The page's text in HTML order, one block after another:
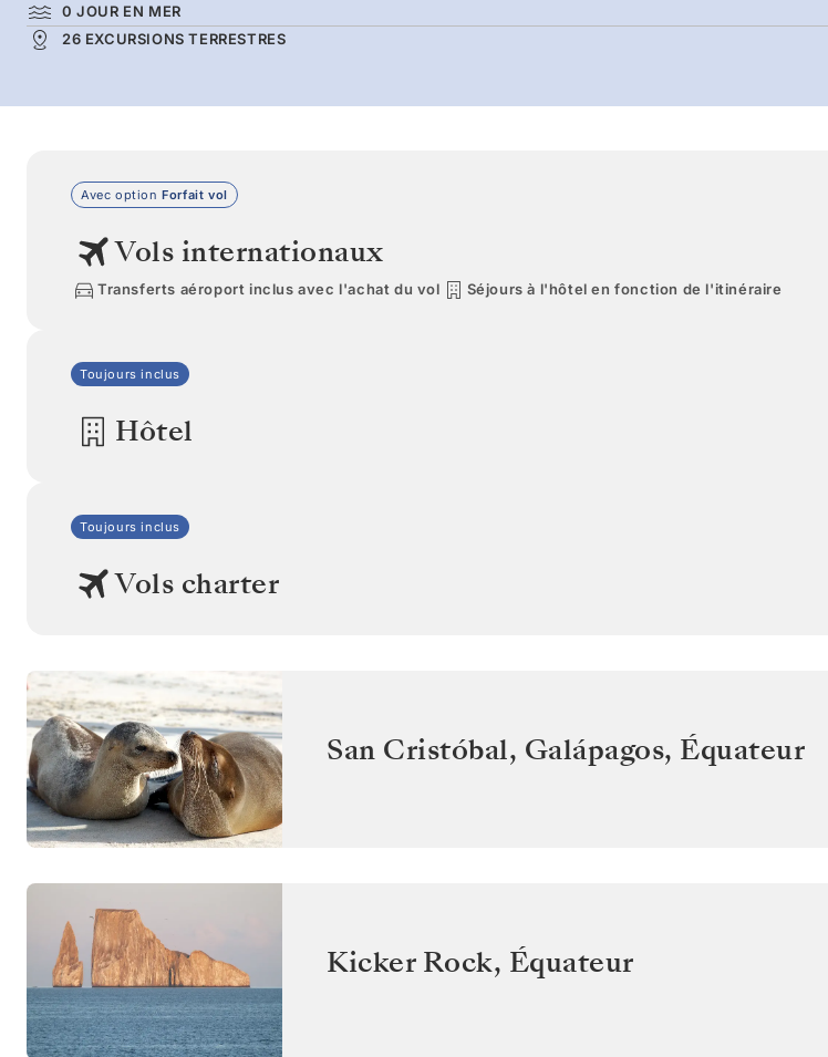
0 JOUR EN MER
26 EXCURSIONS TERRESTRES
Avec option Forfait vol
Vols internationaux
Transferts aéroport inclus avec l'achat du vol Séjours à l'hôtel en fonction de l'itinéraire
Toujours inclus
Hôtel
Toujours inclus
Vols charter
San Cristóbal, Galápagos, Équateur
Kicker Rock, Équateur